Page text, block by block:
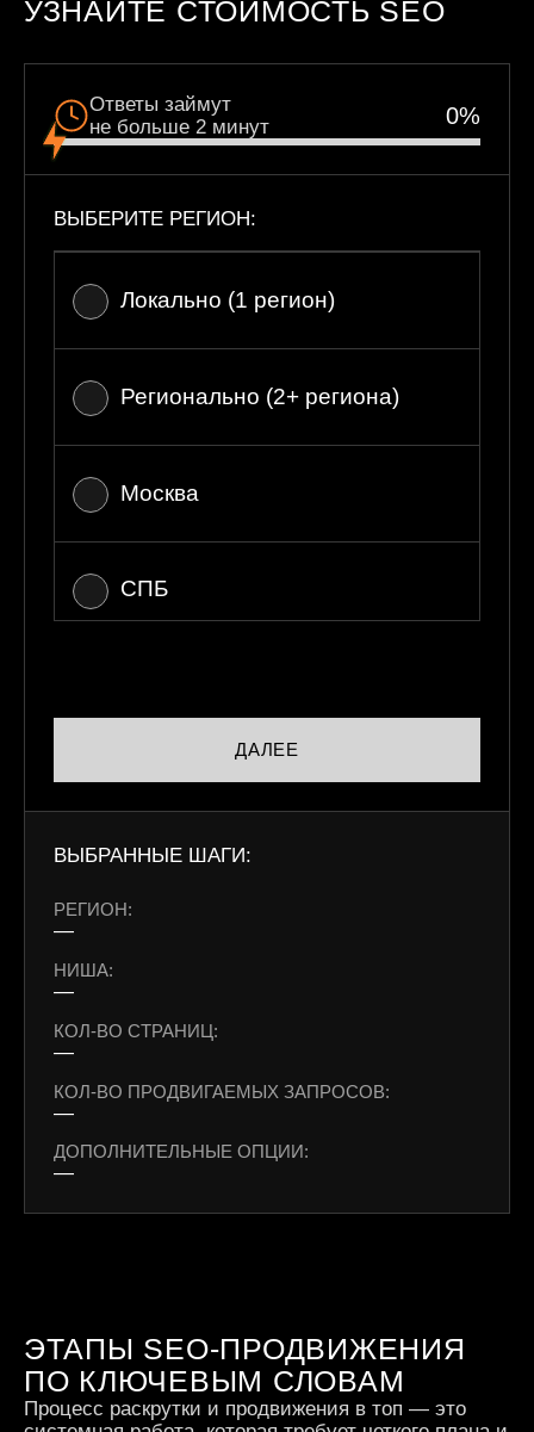
УЗНАЙТЕ СТОИМОСТЬ SEO
Ответы займут
не больше 2 минут
0%
ВЫБЕРИТЕ РЕГИОН:
Локально (1 регион)
Регионально (2+ региона)
Москва
СПБ
ДАЛЕЕ
ВЫБРАННЫЕ ШАГИ:
РЕГИОН:
—
НИША:
—
КОЛ-ВО СТРАНИЦ:
—
КОЛ-ВО ПРОДВИГАЕМЫХ ЗАПРОСОВ:
—
ДОПОЛНИТЕЛЬНЫЕ ОПЦИИ:
—
ЭТАПЫ SEO-ПРОДВИЖЕНИЯ
ПО КЛЮЧЕВЫМ СЛОВАМ
Процесс раскрутки и продвижения в топ — это